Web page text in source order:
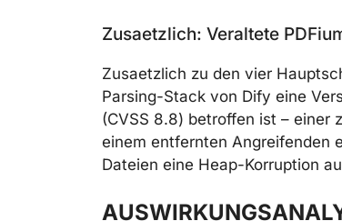
Zusaetzlich: Veraltete
Zusaetzlich zu den vier
Parsing-Stack von Dify eine
(CVSS 8.8) betroffen ist –
einem entfernten Angreifenden
Dateien eine Heap-Korruption